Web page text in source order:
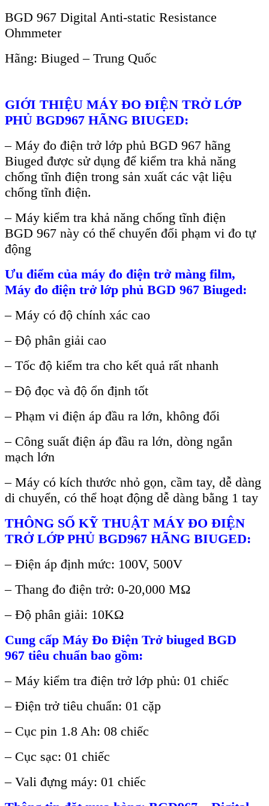
BGD 967 Digital Anti-static Resistance
Ohmmeter
Hãng: Biuged – Trung Quốc
GIỚI THIỆU MÁY ĐO ĐIỆN TRỞ LỚP
PHỦ BGD967 HÃNG BIUGED:
– Máy đo điện trở lớp phủ BGD 967 hãng
Biuged được sử dụng để kiểm tra khả năng
chống tĩnh điện trong sản xuất các vật liệu
chống tĩnh điện.
–Máy kiểm tra khả năng chống tĩnh điện
BGD 967 này có thể chuyển đổi phạm vi đo tự
động
Ưu điểm của máy đo điện trở màng film,
Máy đo điện trở lớp phủ BGD 967 Biuged:
– Máy có độ chính xác cao
– Độ phân giải cao
–Tốc độ kiểm tra cho kết quả rất nhanh
–Độ đọc và độ ổn định tốt
–Phạm vi điện áp đầu ra lớn, không đổi
–Công suất điện áp đầu ra lớn, dòng ngắn
mạch lớn
–Máy có kích thước nhỏ gọn, cầm tay, dễ dàng
di chuyển, có thể hoạt động dễ dàng bằng 1 tay
THÔNG SỐ KỸ THUẬT MÁY ĐO ĐIỆN
TRỞ LỚP PHỦ BGD967 HÃNG BIUGED:
– Điện áp định mức: 100V, 500V
–Thang đo điện trở: 0-20,000 MΩ
–Độ phân giải: 10KΩ
Cung cấp Máy Đo Điện Trở biuged BGD
967 tiêu chuẩn bao gồm:
– Máy kiểm tra điện trở lớp phủ: 01 chiếc
– Điện trở tiêu chuẩn: 01 cặp
– Cục pin 1.8 Ah: 08 chiếc
– Cục sạc: 01 chiếc
– Vali đựng máy: 01 chiếc